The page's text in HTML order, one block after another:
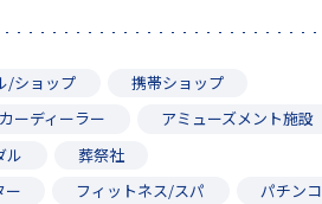
業界使用例から探す
/ショップ
携帯ショップ
カーディーラー
アミューズメント施設
ル
葬祭社
ー
フィットネス/スパ
パチンコ